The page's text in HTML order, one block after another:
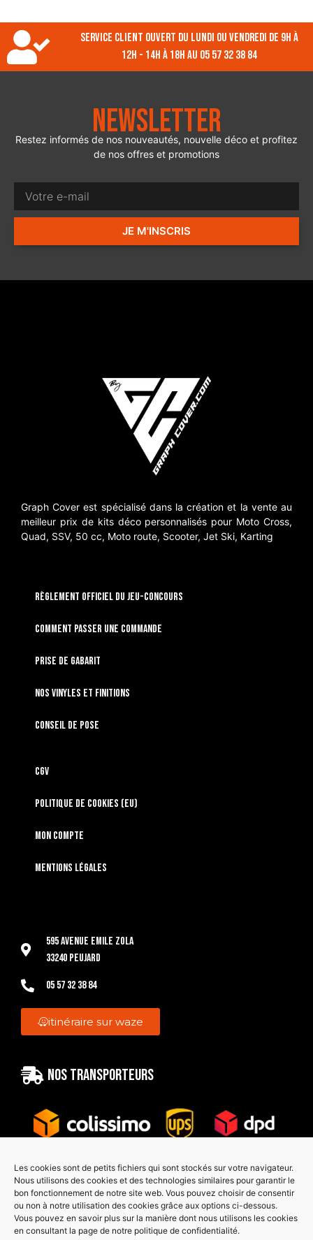
Les cookies sont de petits fichiers qui sont stockés sur votre navigateur.
Nous utilisons des cookies et des technologies similaires pour garantir le
bon fonctionnement de notre site web. Vous pouvez choisir de consentir
ou non à notre utilisation des cookies grâce aux options ci-dessous.
Vous pouvez en savoir plus sur la manière dont nous utilisons les cookies
en consultant la page de notre politique de confidentialité.
Service client ouvert du lundi ou vendredi de 9h à
12h - 14h à 18h au 05 57 32 38 84
Newsletter
Restez informés de nos nouveautés, nouvelle déco et profitez
de nos offres et promotions
JE M'INSCRIS
Graph Cover est spécialisé dans la création et la vente au
meilleur prix de kits déco personnalisés pour Moto Cross,
Quad, SSV, 50 cc, Moto route, Scooter, Jet Ski, Karting
RÈGLEMENT OFFICIEL DU JEU-CONCOURS
Comment passer une commande
Prise de gabarit
Nos vinyles et finitions
Conseil de pose
CGV
Politique de cookies (EU)
Mon compte
Mentions légales
595 Avenue Emile Zola
33240 Peujard
05 57 32 38 84
itinéraire sur waze
Nos transporteurs
Paiement sécurisé